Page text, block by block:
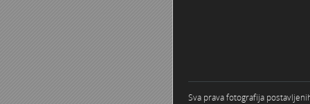
Sva prava fotografija